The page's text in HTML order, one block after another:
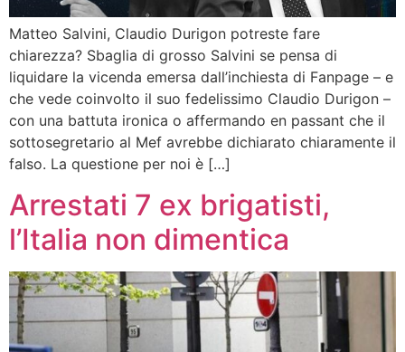
Matteo Salvini, Claudio Durigon potreste fare
chiarezza? Sbaglia di grosso Salvini se pensa di
liquidare la vicenda emersa dall’inchiesta di Fanpage – e
che vede coinvolto il suo fedelissimo Claudio Durigon –
con una battuta ironica o affermando en passant che il
sottosegretario al Mef avrebbe dichiarato chiaramente il
falso. La questione per noi è […]
Arrestati 7 ex brigatisti,
l’Italia non dimentica